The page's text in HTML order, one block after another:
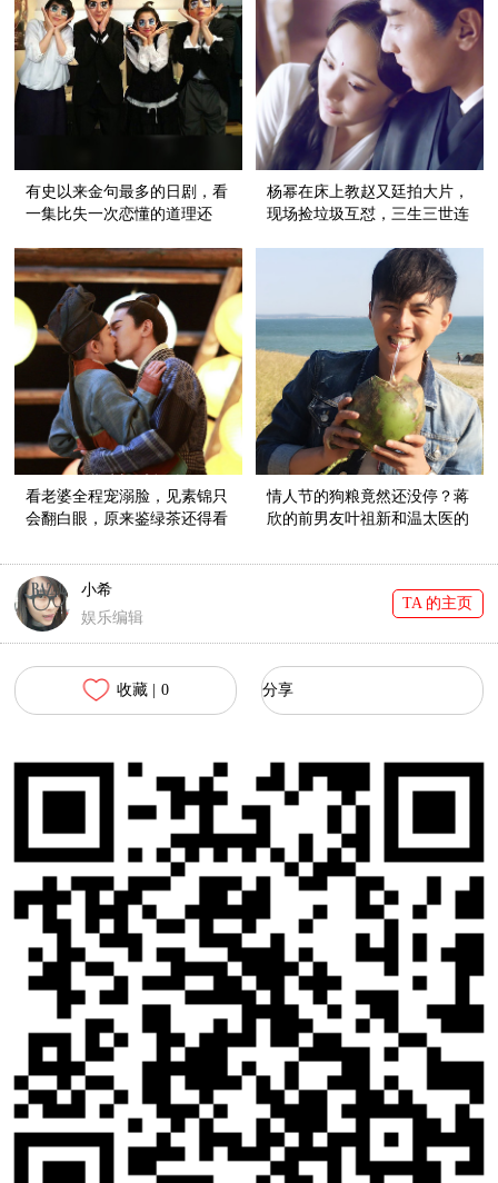
有史以来金句最多的日剧，看
一集比失一次恋懂的道理还
杨幂在床上教赵又廷拍大片，
现场捡垃圾互怼，三生三世连
看老婆全程宠溺脸，见素锦只
会翻白眼，原来鉴绿茶还得看
情人节的狗粮竟然还没停？蒋
欣的前男友叶祖新和温太医的
小希
娱乐编辑
TA 的主页
收藏 | 0 分享